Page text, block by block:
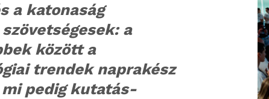
a katonaság
a
között a
trendek naprakész
pedig kutatás-